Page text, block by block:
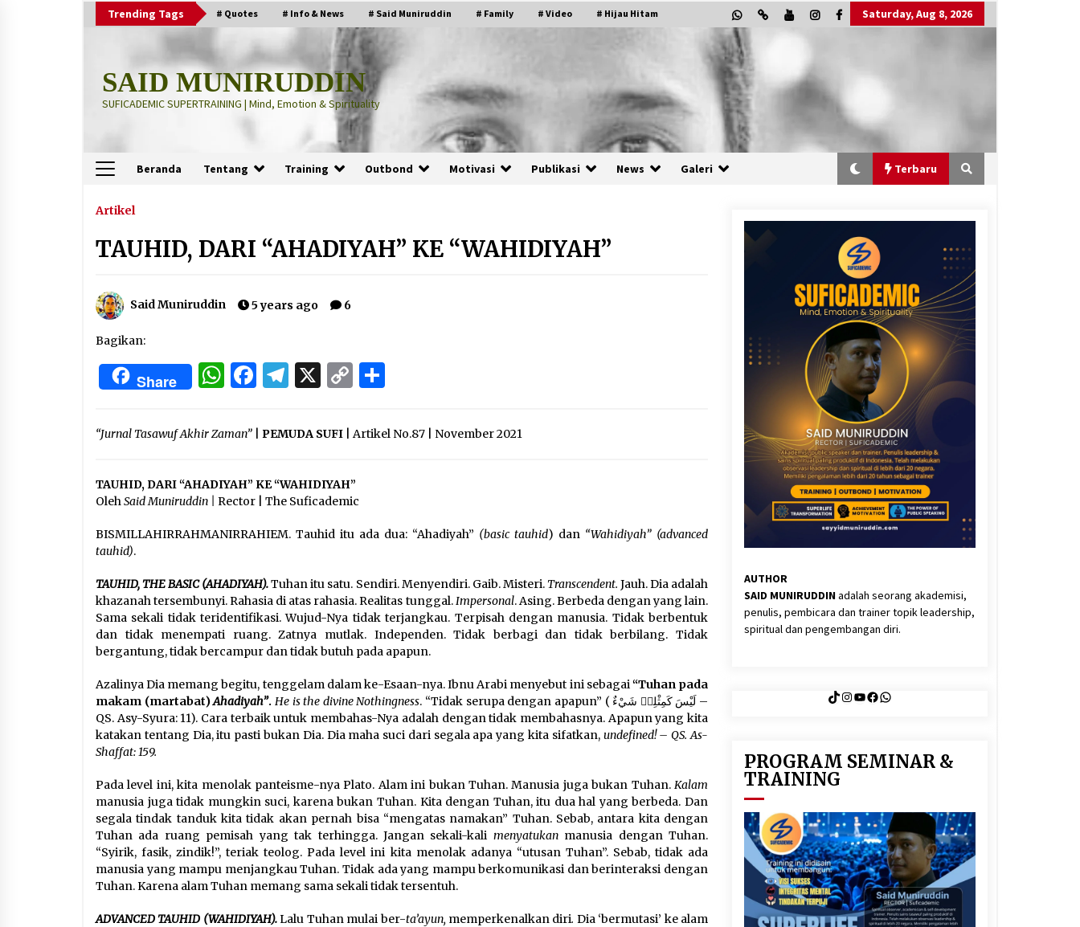
Trending Tags # Quotes # Info & News # Said Muniruddin # Family # Video # Hijau Hitam Saturday, Aug 8, 2026
SAID MUNIRUDDIN
SUFICADEMIC SUPERTRAINING | Mind, Emotion & Spirituality
Beranda Tentang Training Outbond Motivasi Publikasi News Galeri Terbaru
Terbaru
“Thuma’ninah”: Cara Agama
PRABOWO!
“One Piece”, Cara Barat Mengejar
2 months ago
3 months ago
“Allahukrasi”: The Power of
Management!
3 months ago
Beretika
Said Muniruddin Latih Mental dan
Spiritual 80 Siswa YPHC
3 months ago
Said Muniruddin Beri Pelatihan dan
Motivasi untuk 179 Guru Diniyah
Disdikbud Kota Banda Aceh
Eksistensi Iran dalam Tiga Ayat:
Memahami Aliansi Yahudi dan
Kristen dalam Dinamika Nubuwwat
4 months ago
Artikel
TAUHID, DARI “AHADIYAH” KE “WAHIDIYAH”
Said Muniruddin 5 years ago 6
Bagikan:
Share WhatsApp
Facebook
Telegram
X Copy
“Jurnal Tasawuf Akhir Zaman” PEMUDA SUFI | Artikel No.87 | November 2021
TAUHID, DARI “AHADIYAH” KE “WAHIDIYAH”
Oleh Said Muniruddin | Rector | The Suficademic
BISMILLAHIRRAHMANIRRAHIEM. Tauhid itu ada dua: “Ahadiyah” (basic tauhid) dan “Wahidiyah” (advanced
tauhid).
TAUHID, THE BASIC (AHADIYAH).Tuhan itu satu. Sendiri. Menyendiri. Gaib. Misteri. Transcendent. Jauh. Dia adalah
khazanah tersembunyi. Rahasia di atas rahasia. Realitas tunggal. Impersonal. Asing. Berbeda dengan yang lain.
Sama sekali tidak teridentifikasi. Wujud-Nya tidak terjangkau. Terpisah dengan manusia. Tidak berbentuk
dan tidak menempati ruang. Zatnya mutlak. Independen. Tidak berbagi dan tidak berbilang. Tidak
bergantung, tidak bercampur dan tidak butuh pada apapun.
Azalinya Dia memang begitu, tenggelam dalam ke-Esaan-nya. Ibnu Arabi menyebut ini sebagai “Tuhan pada
makam (martabat)Ahadiyah”. He is the divine Nothingness. “Tidak serupa dengan apapun” ( لَيْسَ كَمِثْلِهٖ شَيْءٌ –
QS. Asy-Syura: 11). Cara terbaik untuk membahas-Nya adalah dengan tidak membahasnya. Apapun yang kita
katakan tentang Dia, itu pasti bukan Dia. Dia maha suci dari segala apa yang kita sifatkan, undefined! – QS. As-
Shaffat: 159.
Pada level ini, kita menolak panteisme-nya Plato. Alam ini bukan Tuhan. Manusia juga bukan Tuhan. Kalam
manusia juga tidak mungkin suci, karena bukan Tuhan. Kita dengan Tuhan, itu dua hal yang berbeda. Dan
segala tindak tanduk kita tidak akan pernah bisa “mengatas namakan” Tuhan. Sebab, antara kita dengan
Tuhan ada ruang pemisah yang tak terhingga. Jangan sekali-kali menyatukanmanusia dengan Tuhan.
“Syirik, fasik, zindik!”, teriak teolog. Pada level ini kita menolak adanya “utusan Tuhan”. Sebab, tidak ada
manusia yang mampu menjangkau Tuhan. Tidak ada yang mampu berkomunikasi dan berinteraksi dengan
Tuhan. Karena alam Tuhan memang sama sekali tidak tersentuh.
ADVANCED TAUHID (WAHIDIYAH).Lalu Tuhan mulai ber-ta’ayun, memperkenalkan diri. Dia ‘bermutasi’ ke alam
AUTHOR
SAID MUNIRUDDINadalah seorang akademisi,
penulis, pembicara dan trainer topik leadership,
spiritual dan pengembangan diri.
TikTok
Instagram
YouTube
Facebook
WhatsApp
PROGRAM SEMINAR &
TRAINING